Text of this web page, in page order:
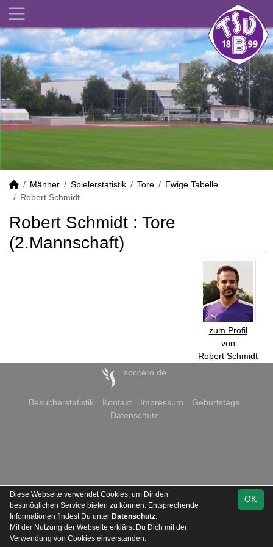
Männer Spielerstatistik Tore
Ewige Tabelle
Robert Schmidt
Robert Schmidt : Tore
(2.Mannschaft)
zum Profil
von
Robert Schmidt
soccero.de
Besucherstatistik Kontakt Impressum
Geburtstage
Datenschutz
OK
Diese Webseite verwendet Cookies, um Dir den
bestmöglichen Service bieten zu können. Entsprechende
Informationen findest Du unter Datenschutz.
Mit der Nutzung der Webseite erklärst Du Dich mit der
Verwendung von Cookies einverstanden.